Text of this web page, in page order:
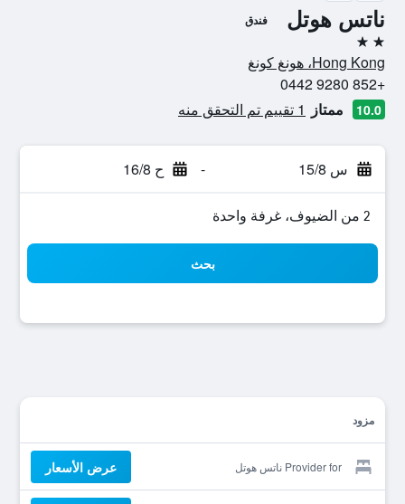
ناتس هوتل فندق
2 نجمتين
Hong Kong، هونغ كونغ
+852 9280 0442
10.0 ممتاز 1 تقييم تم التحقق منه
س 15/8 - ح 16/8
2 من الضيوف، غرفة واحدة
بحث
مزود
Provider for ناتس هوتل عرض الأسعار